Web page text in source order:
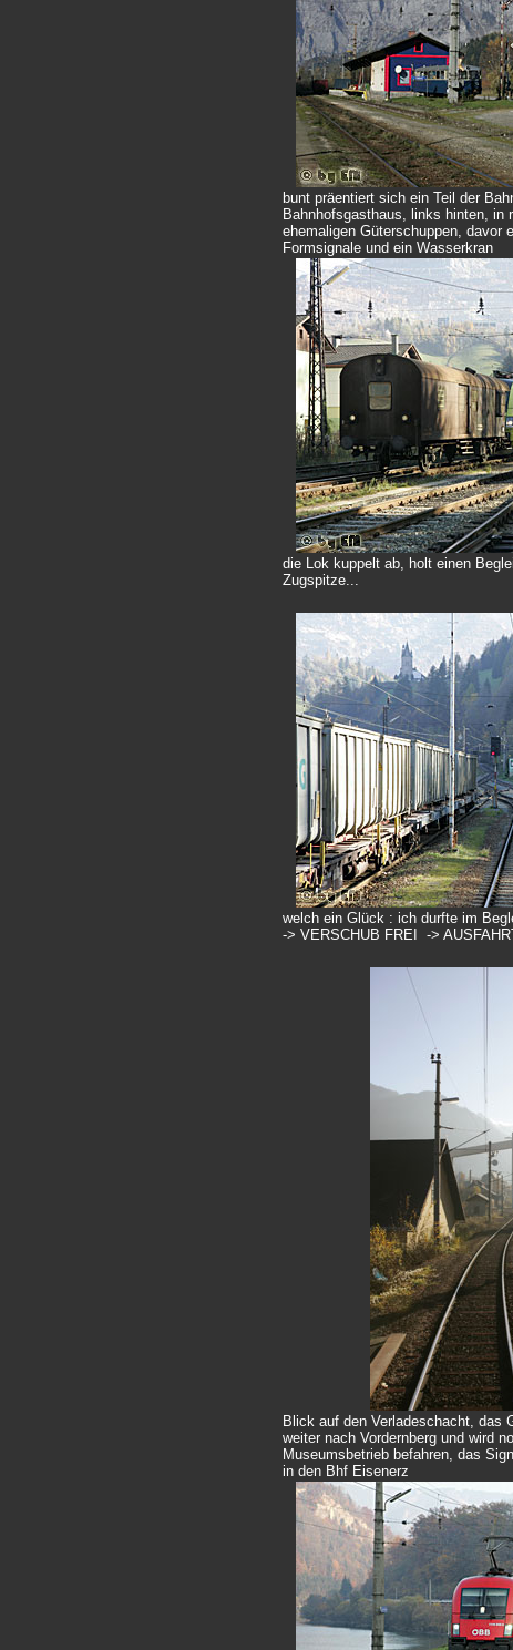
bunt präentiert sich ein Teil der
Bahnhofsgasthaus, links hinten, in
ehemaligen Güterschuppen, davor
Formsignale und ein Wasserkran
die Lok kuppelt ab, holt einen
Zugspitze...
welch ein Glück : ich durfte im
-> VERSCHUB FREI ->
Blick auf den Verladeschacht, das
weiter nach Vordernberg und wird
Museumsbetrieb befahren, das
in den Bhf Eisenerz